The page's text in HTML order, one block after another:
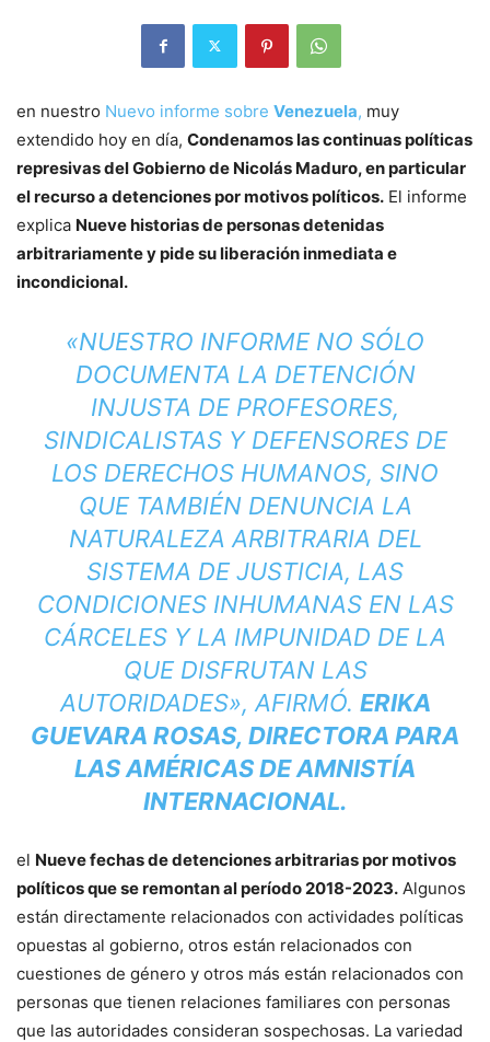
en nuestro Nuevo informe sobre Venezuela, muy
extendido hoy en día, Condenamos las continuas políticas
represivas del Gobierno de Nicolás Maduro, en particular
el recurso a detenciones por motivos políticos. El informe
explica Nueve historias de personas detenidas
arbitrariamente y pide su liberación inmediata e
incondicional.
«NUESTRO INFORME NO SÓLO
DOCUMENTA LA DETENCIÓN
INJUSTA DE PROFESORES,
SINDICALISTAS Y DEFENSORES DE
LOS DERECHOS HUMANOS, SINO
QUE TAMBIÉN DENUNCIA LA
NATURALEZA ARBITRARIA DEL
SISTEMA DE JUSTICIA, LAS
CONDICIONES INHUMANAS EN LAS
CÁRCELES Y LA IMPUNIDAD DE LA
QUE DISFRUTAN LAS
AUTORIDADES», AFIRMÓ. ERIKA
GUEVARA ROSAS, DIRECTORA PARA
LAS AMÉRICAS DE AMNISTÍA
INTERNACIONAL.
el Nueve fechas de detenciones arbitrarias por motivos
políticos que se remontan al período 2018-2023. Algunos
están directamente relacionados con actividades políticas
opuestas al gobierno, otros están relacionados con
cuestiones de género y otros más están relacionados con
personas que tienen relaciones familiares con personas
que las autoridades consideran sospechosas. La variedad